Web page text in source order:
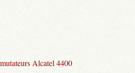
Alcatel 4400